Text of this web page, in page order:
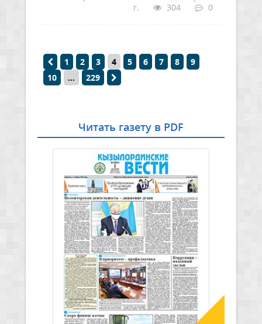
г.
304 0
1 2 3 4 5 6 7 8
9
10
... 229
Читать газету в PDF